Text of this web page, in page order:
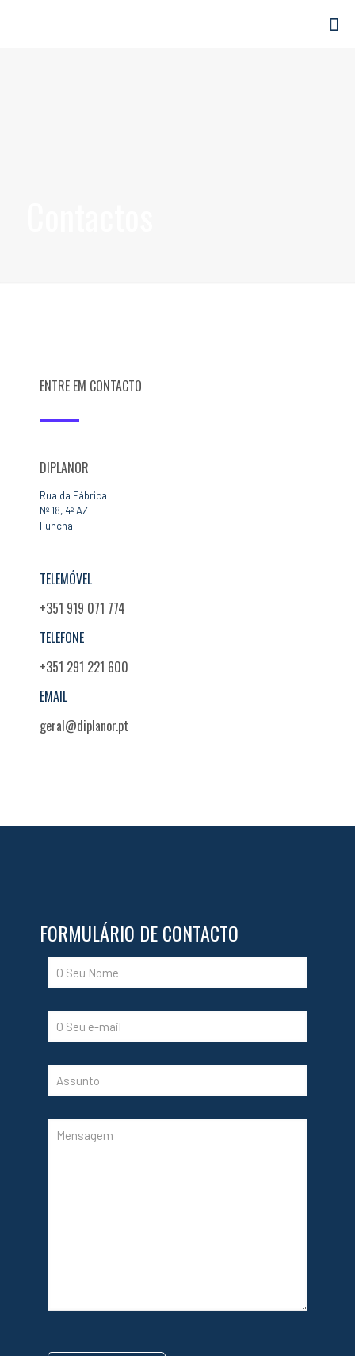
ENTRE EM CONTACTO
DIPLANOR
Rua da Fábrica
Nº 18, 4º AZ
Funchal
TELEMÓVEL
+351 919 071 774
TELEFONE
+351 291 221 600
EMAIL
geral@diplanor.pt
FORMULÁRIO DE CONTACTO